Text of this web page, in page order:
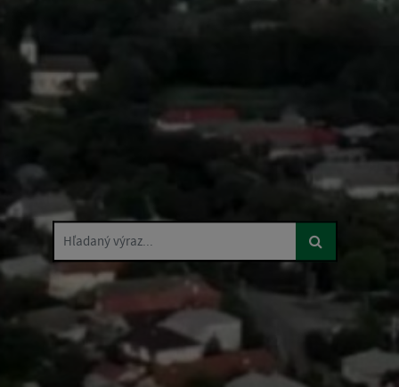
Hľadaný výraz...